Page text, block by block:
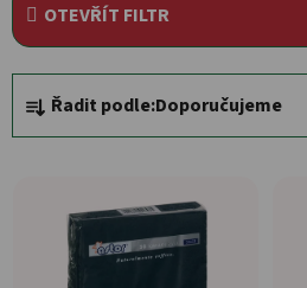
OTEVŘÍT FILTR
Řazení produktů
Řadit podle:Doporučujeme